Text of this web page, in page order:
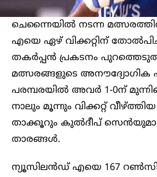
ചെന്നൈയിൽ നടന്ന
എയെ ഏഴ് വിക്കറ്റിന്
തകർപ്പൻ പ്രകടനം
മത്സരങ്ങളുടെ അനൗദ്യോഗിക
പരമ്പരയിൽ അവർ 1-0ന്
നാലും മൂന്നും വിക്കറ്റ്
താക്കൂറും കുൽദീപ്
താരങ്ങൾ.
ന്യൂസിലൻഡ് എയെ 167